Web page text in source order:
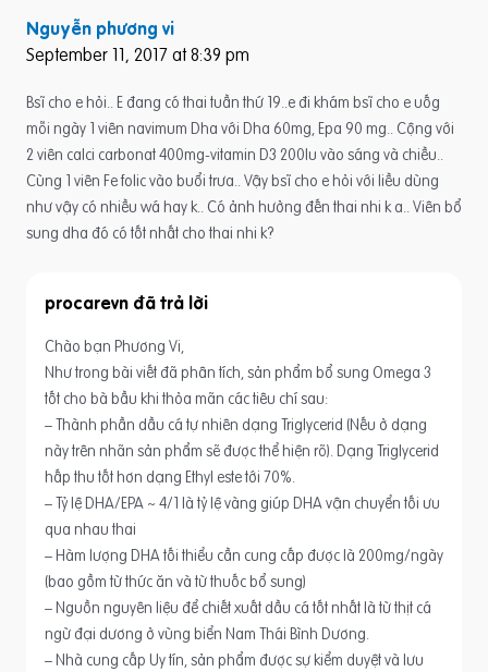
Nguyễn phương vi
September 11, 2017 at 8:39 pm
Bsĩ cho e hỏi.. E đang có thai tuần thứ 19..e đi khám bsĩ cho e uốg
mỗi ngày 1 viên navimum Dha với Dha 60mg, Epa 90 mg.. Cộng với
2 viên calci carbonat 400mg-vitamin D3 200Iu vào sáng và chiều..
Cùng 1 viên Fe folic vào buổi trưa.. Vậy bsĩ cho e hỏi với liều dùng
như vậy có nhiều wá hay k.. Có ảnh hưởng đến thai nhi k a.. Viên bổ
sung dha đó có tốt nhất cho thai nhi k?
procarevn
Chào bạn Phương Vi,
Như trong bài viết đã phân tích, sản phẩm bổ sung Omega 3
tốt cho bà bầu khi thỏa mãn các tiêu chí sau:
– Thành phần dầu cá tự nhiên dạng Triglycerid (Nếu ở dạng
này trên nhãn sản phẩm sẽ được thể hiện rõ). Dạng Triglycerid
hấp thu tốt hơn dạng Ethyl este tới 70%.
– Tỷ lệ DHA/EPA ~ 4/1 là tỷ lệ vàng giúp DHA vận chuyển tối ưu
qua nhau thai
– Hàm lượng DHA tối thiểu cần cung cấp được là 200mg/ngày
(bao gồm từ thức ăn và từ thuốc bổ sung)
– Nguồn nguyên liệu để chiết xuất dầu cá tốt nhất là từ thịt cá
ngừ đại dương ở vùng biển Nam Thái Bình Dương.
– Nhà cung cấp Uy tín, sản phẩm được sự kiểm duyệt và lưu